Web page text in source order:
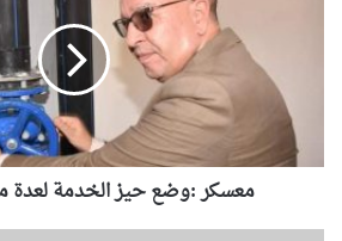
ع
معسكر :وضع حيز الخدمة لعدة